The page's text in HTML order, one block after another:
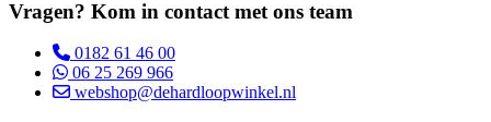
Vragen? Kom in contact met ons team
0182 61 46 00
06 25 269 966
webshop@dehardloopwinkel.nl